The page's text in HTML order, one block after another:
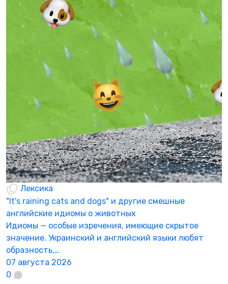
Лексика
"It's raining cats and dogs" и другие смешные
английские идиомы о животных
Идиомы — особые изречения, имеющие скрытое
значение. Украинский и английский языки любят
образность,…
07 августа 2026
0